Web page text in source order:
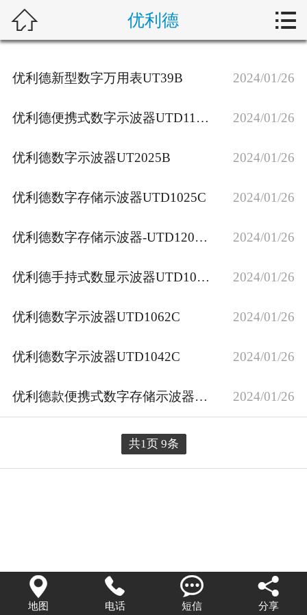
新闻动态
客户案例
行业动态
联系我们
 优利德 
优利德新型数字万用表UT39B 2024/01/26
优利德便携式数字示波器UTD1152c 2024/01/26
优利德数字示波器UT2025B 2024/01/26
优利德数字存储示波器UTD1025C 2024/01/26
优利德数字存储示波器-UTD1202C 2024/01/26
优利德手持式数显示波器UTD1082C 2024/01/26
优利德数字示波器UTD1062C 2024/01/26
优利德数字示波器UTD1042C 2024/01/26
优利德款便携式数字存储示波器UTD1102C 2024/01/26
共1页 9条

地图

电话

短信

分享